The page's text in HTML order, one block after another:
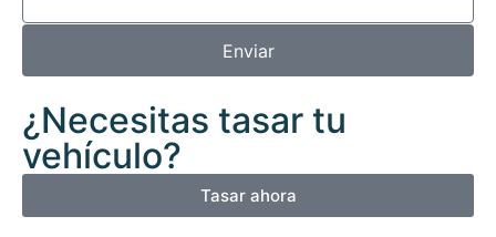
Enviar
¿Necesitas tasar tu
vehículo?
Tasar ahora